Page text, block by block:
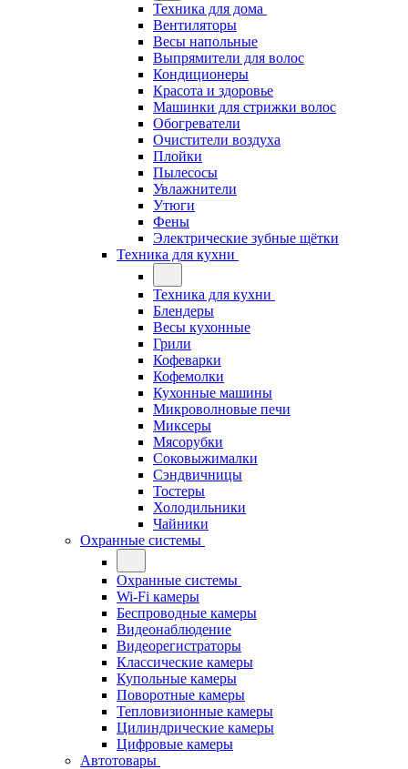
Техника для дома
Вентиляторы
Весы напольные
Выпрямители для волос
Кондиционеры
Красота и здоровье
Машинки для стрижки волос
Обогреватели
Очистители воздуха
Плойки
Пылесосы
Увлажнители
Утюги
Фены
Электрические зубные щётки
Техника для кухни
Техника для кухни
Блендеры
Весы кухонные
Грили
Кофеварки
Кофемолки
Кухонные машины
Микроволновые печи
Миксеры
Мясорубки
Соковыжималки
Сэндвичницы
Тостеры
Холодильники
Чайники
Охранные системы
Охранные системы
Wi-Fi камеры
Беспроводные камеры
Видеонаблюдение
Видеорегистраторы
Классические камеры
Купольные камеры
Поворотные камеры
Тепловизионные камеры
Цилиндрические камеры
Цифровые камеры
Автотовары